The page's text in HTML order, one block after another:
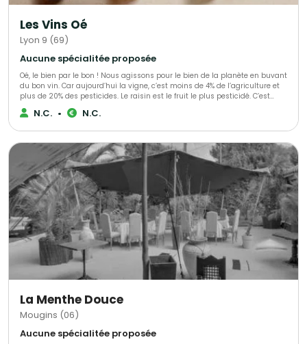
Les Vins Oé
Lyon 9 (69)
Aucune spécialitée proposée
Oé, le bien par le bon ! Nous agissons pour le bien de la planète en buvant
du bon vin. Car aujourd’hui la vigne, c’est moins de 4% de l’agriculture et
plus de 20% des pesticides. Le raisin est le fruit le plus pesticidé. C’est
triste. Alors nous avons décidé de nous secouer la grappe avec vous ! Ce
que vous allez déboucher avec Oé : - du bon vin - bio & vegan -
N.C. • N.C.
La Menthe Douce
Mougins (06)
Aucune spécialitée proposée